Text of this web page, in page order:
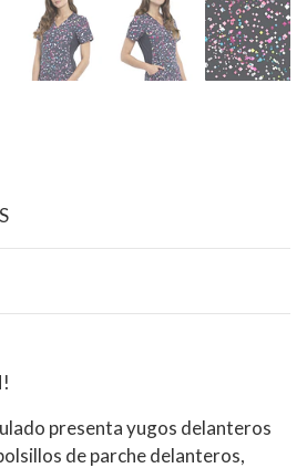
presenta yugos delanteros
de parche delanteros,